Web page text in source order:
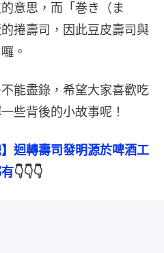
意思，而「巻き（ま
捲壽司，因此豆皮壽司與
。
能盡錄，希望大家喜歡吃
些背後的小故事呢！
】迴轉壽司發明源於啤酒工
👇👇👇